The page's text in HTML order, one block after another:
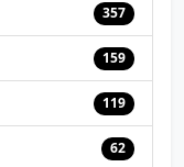
357
159
119
62